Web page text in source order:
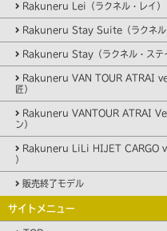
Rakuneru Lei（ラクネル・レイ）
Rakuneru Stay Suite（ラクネル
Rakuneru Stay（ラクネル・ステ
Rakuneru VAN TOUR ATRAI
匠）
Rakuneru VANTOUR ATRAI Ver.
ン）
Rakuneru LiLi HIJET CARGO
）
販売終了モデル
サイトメニュー